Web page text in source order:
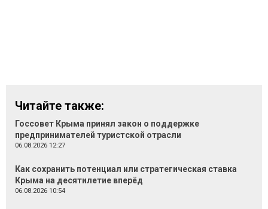
Читайте также:
Госсовет Крыма принял закон о поддержке
предпринимателей туристской отрасли
06.08.2026 12:27
Как сохранить потенциал или стратегическая ставка
Крыма на десятилетие вперёд
06.08.2026 10:54